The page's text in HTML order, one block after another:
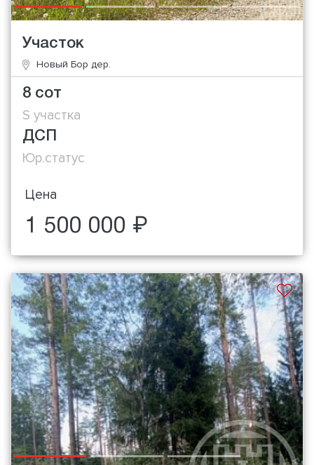
Участок
Новый Бор дер.
8 сот
S участка
ДСП
Юр.статус
Цена
1 500 000 ₽